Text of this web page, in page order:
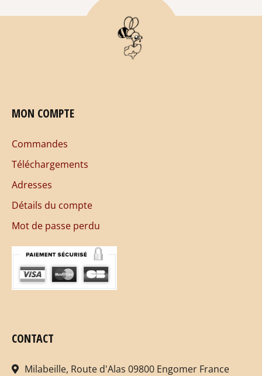
MON COMPTE
Commandes
Téléchargements
Adresses
Détails du compte
Mot de passe perdu
CONTACT
Milabeille, Route d'Alas 09800 Engomer France